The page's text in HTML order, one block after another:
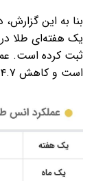
بنا به این
ثبت کرده است.
است و کاهش ۴.۷ درصدی قیمت را نشان می‌دهد.